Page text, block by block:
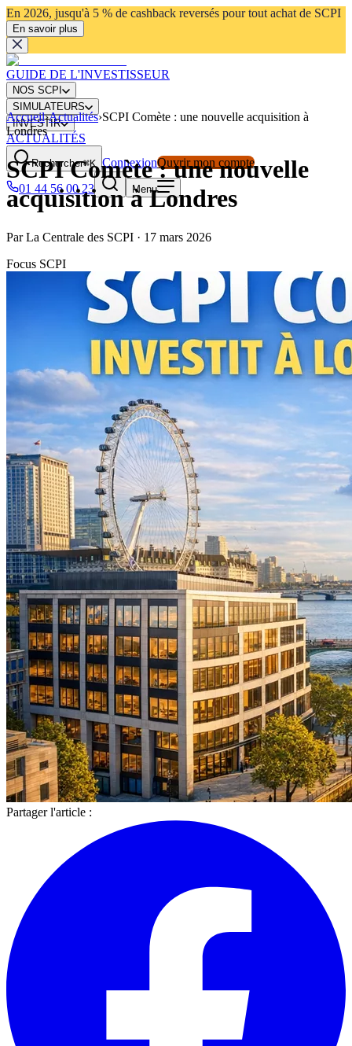
En 2026, jusqu'à 5 % de cashback reversés pour tout achat de SCPI
En savoir plus
GUIDE DE L'INVESTISSEUR
NOS SCPI
SIMULATEURS
INVESTIR
ACTUALITÉS
Rechercher⌘K ConnexionOuvrir mon compte
01 44 56 00 23
Menu
Accueil›Actualités›SCPI Comète : une nouvelle acquisition à
Londres
SCPI Comète : une nouvelle
acquisition à Londres
Par La Centrale des SCPI · 17 mars 2026
Focus SCPI
Partager l'article :